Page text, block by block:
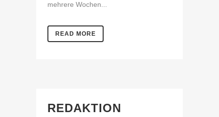
mehrere Wochen...
READ MORE
REDAKTION